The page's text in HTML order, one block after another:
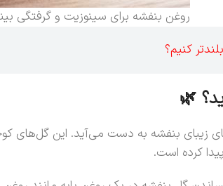
روغن بنفشه برای سینوزیت و گرفتگی
کنیم؟
🌿
زیبای بنفشه به دست می‌آید. این گل‌های
کرده است.